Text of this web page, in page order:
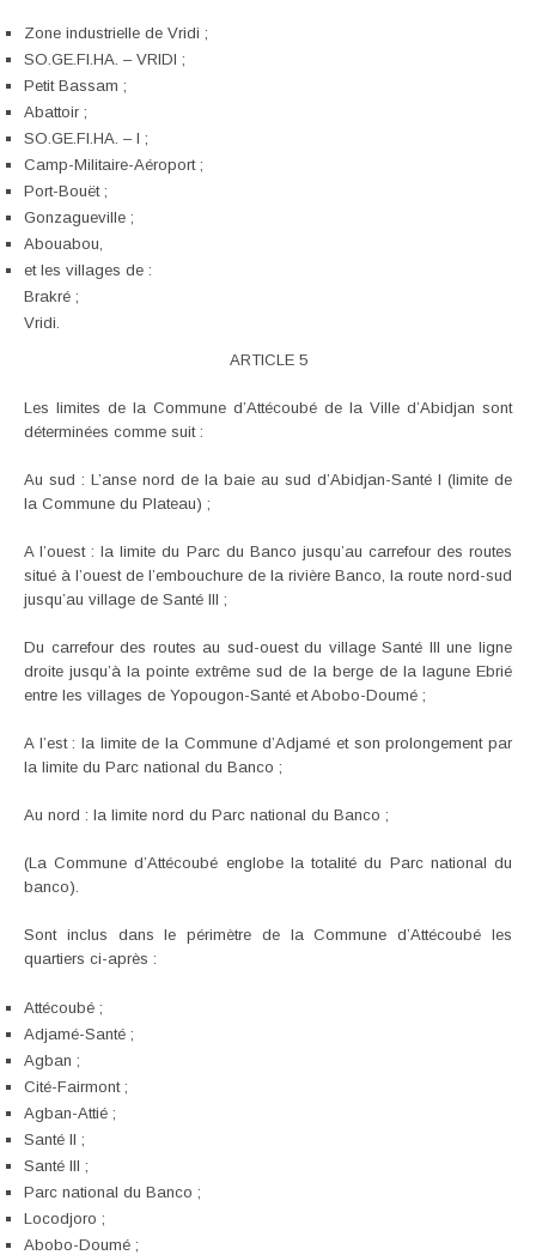
Zone industrielle de Vridi ;
SO.GE.FI.HA. – VRIDI ;
Petit Bassam ;
Abattoir ;
SO.GE.FI.HA. – I ;
Camp-Militaire-Aéroport ;
Port-Bouët ;
Gonzagueville ;
Abouabou,
et les villages de :
Brakré ;
Vridi.
ARTICLE 5
Les limites de la Commune d’Attécoubé de la Ville d’Abidjan sont
déterminées comme suit :
Au sud : L’anse nord de la baie au sud d’Abidjan-Santé I (limite de
la Commune du Plateau) ;
A l’ouest : la limite du Parc du Banco jusqu’au carrefour des routes
situé à l’ouest de l’embouchure de la rivière Banco, la route nord-sud
jusqu’au village de Santé III ;
Du carrefour des routes au sud-ouest du village Santé III une ligne
droite jusqu’à la pointe extrême sud de la berge de la lagune Ebrié
entre les villages de Yopougon-Santé et Abobo-Doumé ;
A l’est : la limite de la Commune d’Adjamé et son prolongement par
la limite du Parc national du Banco ;
Au nord : la limite nord du Parc national du Banco ;
(La Commune d’Attécoubé englobe la totalité du Parc national du
banco).
Sont inclus dans le périmètre de la Commune d’Attécoubé les
quartiers ci-après :
Attécoubé ;
Adjamé-Santé ;
Agban ;
Cité-Fairmont ;
Agban-Attié ;
Santé II ;
Santé III ;
Parc national du Banco ;
Locodjoro ;
Abobo-Doumé ;